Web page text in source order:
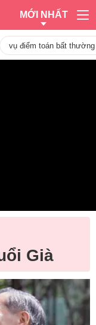
MỚI NHẤT
vụ điểm toán bất
Già